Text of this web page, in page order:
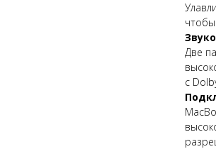
Две
с